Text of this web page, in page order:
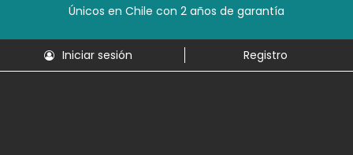
Únicos en Chile con 2 años de garantía
Iniciar sesión Registro